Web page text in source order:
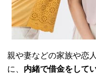
親や妻などの家族や恋
に、 内緒で借金をして